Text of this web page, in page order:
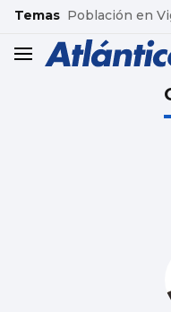
common.go-to-content
Temas Población en
header.menu.open